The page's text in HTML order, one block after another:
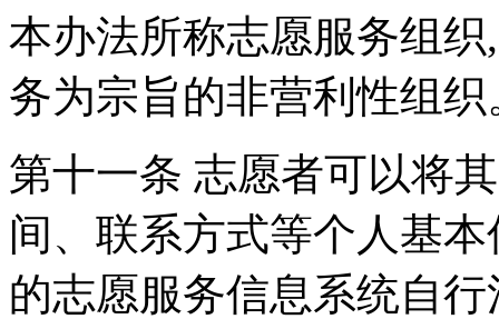
本办法所称志愿服务组
务为宗旨的非营利性组织
第十一条 志愿者可以将
间、联系方式等个人基
的志愿服务信息系统自